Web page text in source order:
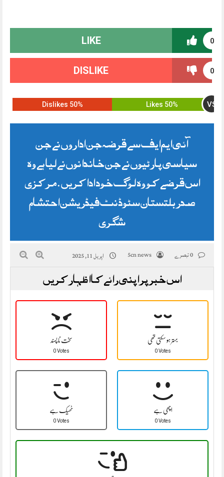
0
LIKE
0
DISLIKE
50% Likes VS
50% Dislikes
آئی ایم ایف سے قرضہ جن اداروں نے جن
سیاسی پارٹیوں نے جن خاندانوں نے لیا ہے وہ
اس قرضے کو وہ لوگ خود ادا کریں . مرکزی
صدر بلتستان سٹوڈنٹ فیڈریشن احتشام
شگری
5cn news اپریل 11, 2025
اس خبر پر اپنی رائے کا اظہار کریں
سخت نا پسند
0 Votes
بہتر ہو سکتی تھی
0 Votes
ٹھیک ہے
0 Votes
اچھی ہے
0 Votes